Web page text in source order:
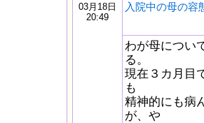
03月18日
20:49
入院中の母の容
わが母につい
る。
現在３カ月目
も
精神的にも病
が、や